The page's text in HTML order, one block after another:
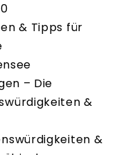
& Tipps für
– Die
&
&